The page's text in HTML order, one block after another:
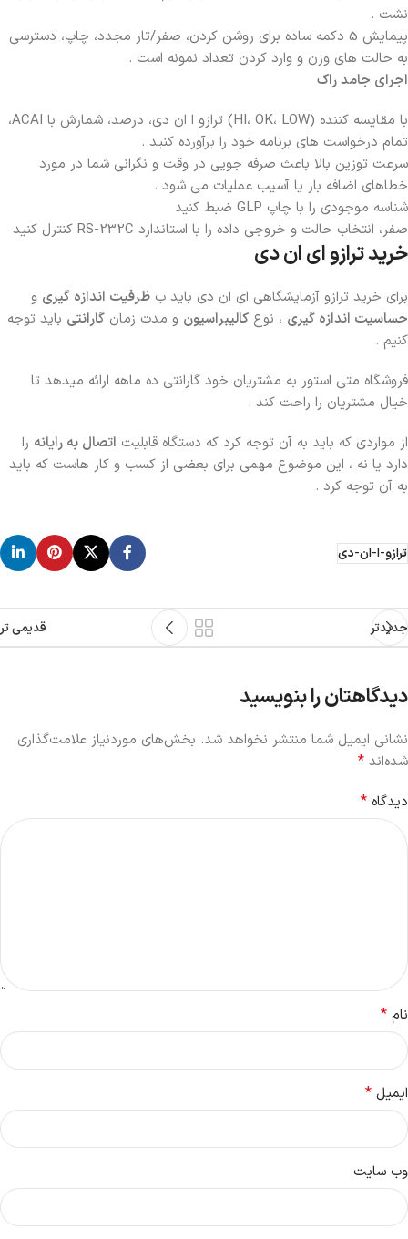
نشت .
پیمایش 5 دکمه ساده برای روشن کردن، صفر/تار مجدد، چاپ، دسترسی
به حالت های وزن و وارد کردن تعداد نمونه است .
اجرای جامد راک
با مقایسه کننده (HI، OK، LOW) ترازو ا ان دی، درصد، شمارش با ACAI،
تمام درخواست های برنامه خود را برآورده کنید .
سرعت توزین بالا باعث صرفه جویی در وقت و نگرانی شما در مورد
خطاهای اضافه بار یا آسیب عملیات می شود .
شناسه موجودی را با چاپ GLP ضبط کنید
صفر، انتخاب حالت و خروجی داده را با استاندارد RS-232C کنترل کنید
خرید ترازو ای ان دی
برای خرید ترازو آزمایشگاهی ای ان دی باید ب ظرفیت اندازه گیری و
حساسیت اندازه گیری ، نوع کالیبراسیون و مدت زمان گارانتی باید توجه
کنیم .
فروشگاه متی استور به مشتریان خود گارانتی ده ماهه ارائه میدهد تا
خیال مشتریان را راحت کند .
از مواردی که باید به آن توجه کرد که دستگاه قابلیت اتصال به رایانه را
دارد یا نه ، این موضوع مهمی برای بعضی از کسب و کار هاست که باید
به آن توجه کرد .
ترازو-ا-ان-دی
جدیدتر قدیمی تر
دیدگاهتان را بنویسید
نشانی ایمیل شما منتشر نخواهد شد. بخش‌های موردنیاز علامت‌گذاری
شده‌اند *
دیدگاه *
نام *
ایمیل *
وب‌ سایت